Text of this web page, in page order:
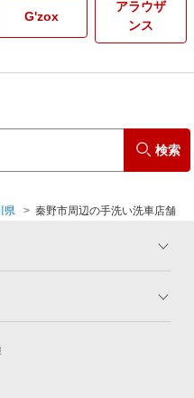
G'zox
アラウザ
ンス
検索
県 秦野市周辺の手洗い洗車店舗
ーティング診断
車購入